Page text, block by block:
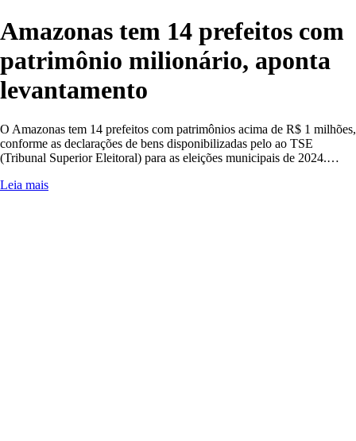
Amazonas tem 14 prefeitos com
patrimônio milionário, aponta
levantamento
O Amazonas tem 14 prefeitos com patrimônios acima de R$ 1 milhões,
conforme as declarações de bens disponibilizadas pelo ao TSE
(Tribunal Superior Eleitoral) para as eleições municipais de 2024.…
Leia mais